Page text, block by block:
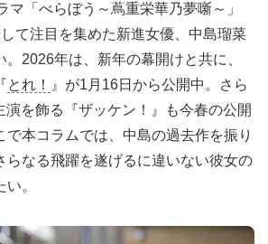
マ「べらぼう～蔦重栄華乃夢噺～」
て注目を集めた新進女優、中島瑠菜
2026年は、新年の幕開けと共に、
とれ！
』が1月16日から公開中。さら
演を飾る『ザッケン！』も今春の公開
で本コラムでは、中島の過去作を振り
らなる飛躍を遂げるに違いない彼女の
。